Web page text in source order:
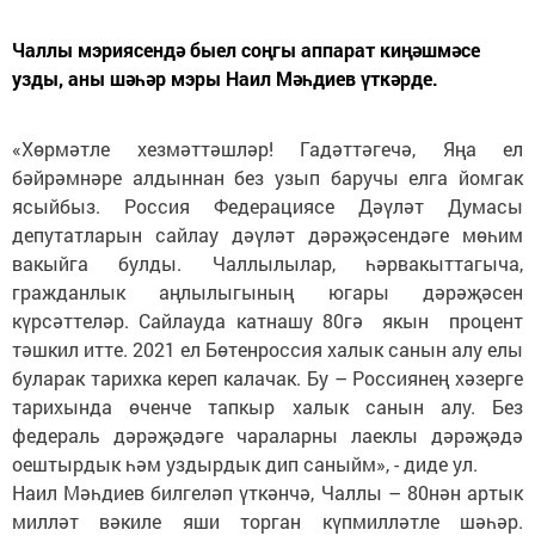
Чаллы мэриясендә быел соңгы аппарат киңәшмәсе
узды, аны шәһәр мэры Наил Мәһдиев үткәрде.
«Хөрмәтле хезмәттәшләр! Гадәттәгечә, Яңа ел
бәйрәмнәре алдыннан без узып баручы елга йомгак
ясыйбыз. Россия Федерациясе Дәүләт Думасы
депутатларын сайлау дәүләт дәрәҗәсендәге мөһим
вакыйга булды. Чаллылылар, һәрвакыттагыча,
гражданлык аңлылыгының югары дәрәҗәсен
күрсәттеләр. Сайлауда катнашу 80гә якын процент
тәшкил итте. 2021 ел Бөтенроссия халык санын алу елы
буларак тарихка кереп калачак. Бу – Россиянең хәзерге
тарихында өченче тапкыр халык санын алу. Без
федераль дәрәҗәдәге чараларны лаеклы дәрәҗәдә
оештырдык һәм уздырдык дип саныйм», - диде ул.
Наил Мәһдиев билгеләп үткәнчә, Чаллы – 80нән артык
милләт вәкиле яши торган күпмилләтле шәһәр.